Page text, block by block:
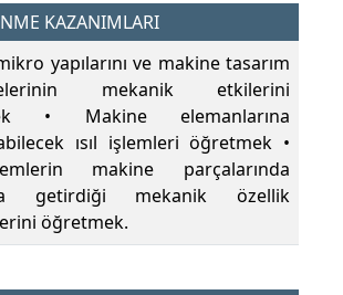
KAZANIMLARI
yapılarını ve makine tasarım
mekanik etkilerini
• Makine elemanlarına
ısıl işlemleri öğretmek •
makine parçalarında
getirdiği mekanik özellik
öğretmek.